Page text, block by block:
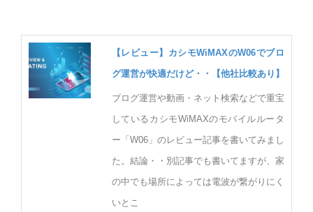
【レビュー】カシモWiMAXのW06でブロ
グ運営が快適だけど・・【他社比較あり】
ブログ運営や動画・ネット検索などで重宝
しているカシモWiMAXのモバイルルータ
ー「W06」のレビュー記事を書いてみまし
た。結論・・別記事でも書いてますが、家
の中でも場所によっては電波が繋がりにく
いとこ